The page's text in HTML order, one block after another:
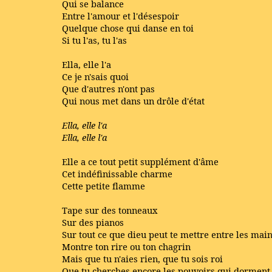
Qui se balance
Entre l'amour et l'désespoir
Quelque chose qui danse en toi
Si tu l'as, tu l'as
Ella, elle l'a
Ce je n'sais quoi
Que d'autres n'ont pas
Qui nous met dans un drôle d'état
Ella, elle l'a
Ella, elle l'a
Elle a ce tout petit supplément d'âme
Cet indéfinissable charme
Cette petite flamme
Tape sur des tonneaux
Sur des pianos
Sur tout ce que dieu peut te mettre entre les
Montre ton rire ou ton chagrin
Mais que tu n'aies rien, que tu sois roi